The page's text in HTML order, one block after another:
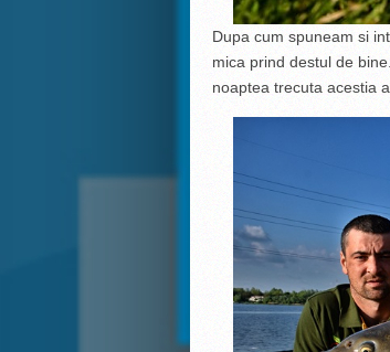
Dupa cum spuneam si
mica prind destul de
noaptea trecuta acestia